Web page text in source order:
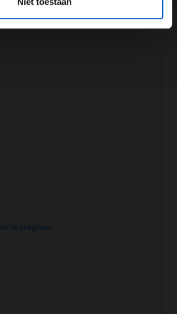
en een generationeel talent, dan
die discussie betekenen'', legt
Instagram